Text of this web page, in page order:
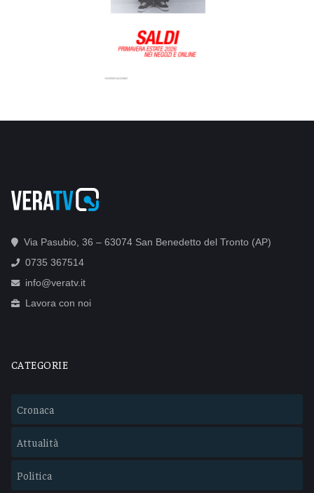
Via Pasubio, 36 – 63074 San Benedetto del Tronto (AP)
0735 367514
info@veratv.it
Lavora con noi
CATEGORIE
Cronaca
Attualità
Politica